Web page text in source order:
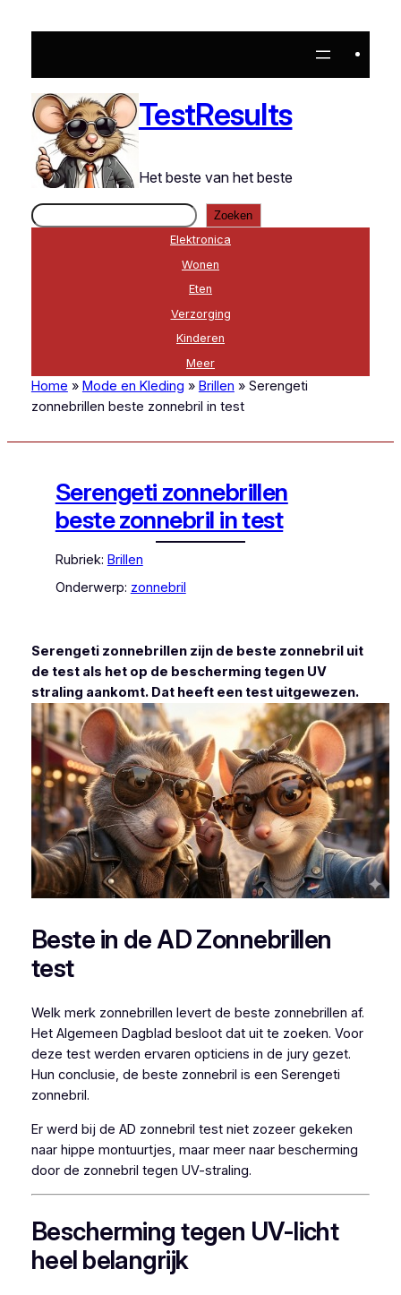
naar
inhoud
TestResults
Het beste van het beste
Zoeken
Zoeken
Elektronica
Wonen
Eten
Verzorging
Kinderen
Meer
Home » Mode en Kleding » Brillen »Serengeti
zonnebrillen beste zonnebril in test
Serengeti zonnebrillen
beste zonnebril in test
Rubriek: Brillen
Onderwerp: zonnebril
Serengeti zonnebrillen zijn de beste zonnebril uit
de test als het op de bescherming tegen UV
straling aankomt. Dat heeft een test uitgewezen.
Beste in de AD Zonnebrillen
test
Welk merk zonnebrillen levert de beste zonnebrillen af.
Het Algemeen Dagblad besloot dat uit te zoeken. Voor
deze test werden ervaren opticiens in de jury gezet.
Hun conclusie, de beste zonnebril is een Serengeti
zonnebril.
Er werd bij de AD zonnebril test niet zozeer gekeken
naar hippe montuurtjes, maar meer naar bescherming
door de zonnebril tegen UV-straling.
Bescherming tegen UV-licht
heel belangrijk